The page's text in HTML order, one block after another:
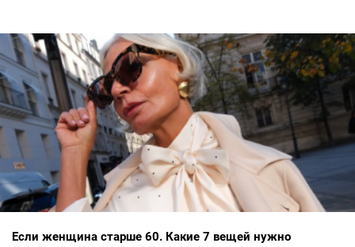
Если женщина старше 60. Какие 7 вещей нужно